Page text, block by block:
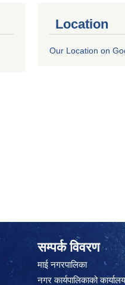
Location
Our Location on
सम्पर्क विवरण
माई नगरपालिका
नगर कार्यपालिकाको कार्यालय